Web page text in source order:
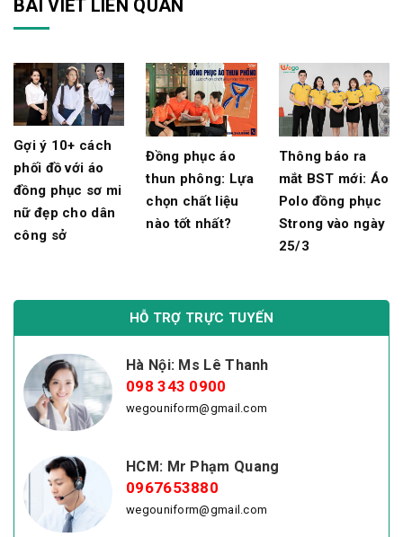
BÀI VIẾT LIÊN QUAN
Gợi ý 10+ cách
phối đồ với áo
đồng phục sơ mi
nữ đẹp cho dân
công sở
Đồng phục áo
thun phông: Lựa
chọn chất liệu
nào tốt nhất?
Thông báo ra
mắt BST mới: Áo
Polo đồng phục
Strong vào ngày
25/3
HỖ TRỢ TRỰC TUYẾN
Hà Nội: Ms Lê Thanh
098 343 0900
wegouniform@gmail.com
HCM: Mr Phạm Quang
0967653880
wegouniform@gmail.com